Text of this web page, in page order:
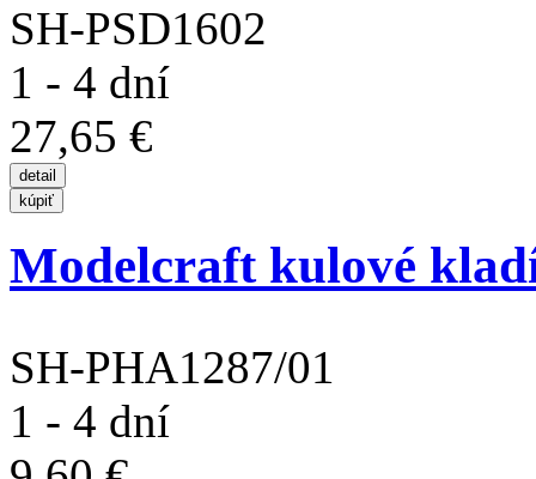
SH-PSD1602
1 - 4 dní
27,65 €
Modelcraft kulové
SH-PHA1287/01
1 - 4 dní